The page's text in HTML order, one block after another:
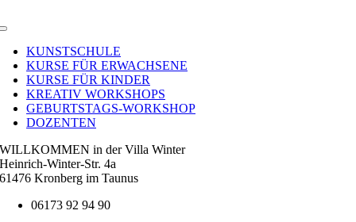
Toggle
NavigationKUNSTSCHULE
KURSE FÜR ERWACHSENE
KURSE FÜR KINDER
KREATIV WORKSHOPS
GEBURTSTAGS-WORKSHOP
DOZENTEN
WILLKOMMEN in der Villa Winter
Heinrich-Winter-Str. 4a
61476 Kronberg im Taunus
06173 92 94 90